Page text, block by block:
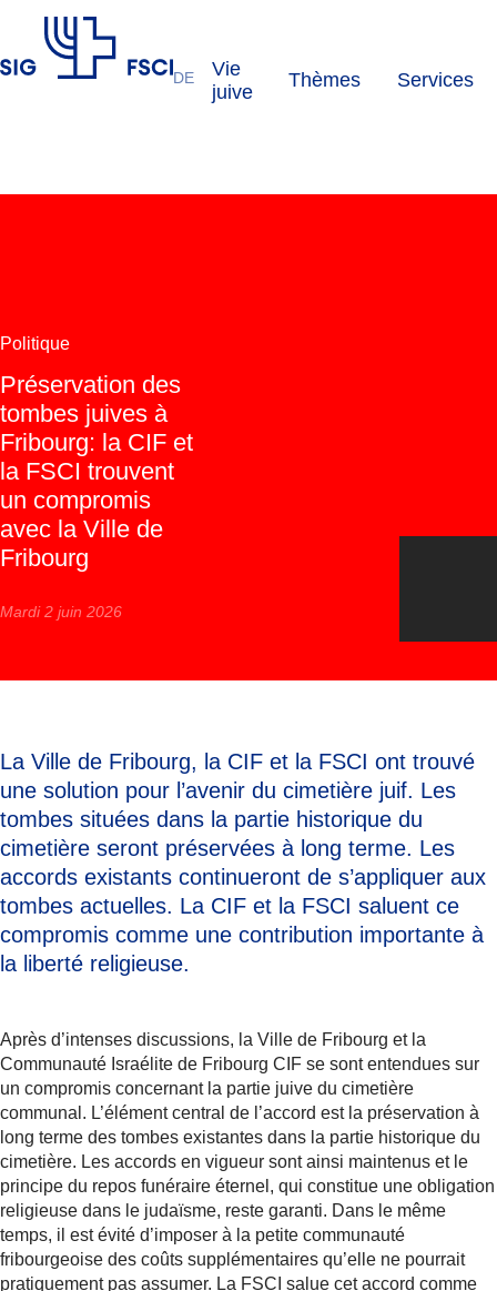
DE
Vie
juive
Thèmes Services
Politique
Préservation des
tombes juives à
Fribourg: la CIF et
la FSCI trouvent
un compromis
avec la Ville de
Fribourg
Mardi 2 juin 2026
La Ville de Fribourg, la CIF et la FSCI ont trouvé
une solution pour l’avenir du cimetière juif. Les
tombes situées dans la partie historique du
cimetière seront préservées à long terme. Les
accords existants continueront de s’appliquer aux
tombes actuelles. La CIF et la FSCI saluent ce
compromis comme une contribution importante à
la liberté religieuse.
Après d’intenses discussions, la Ville de Fribourg et la
Communauté Israélite de Fribourg CIF se sont entendues sur
un compromis concernant la partie juive du cimetière
communal. L’élément central de l’accord est la préservation à
long terme des tombes existantes dans la partie historique du
cimetière. Les accords en vigueur sont ainsi maintenus et le
principe du repos funéraire éternel, qui constitue une obligation
religieuse dans le judaïsme, reste garanti. Dans le même
temps, il est évité d’imposer à la petite communauté
fribourgeoise des coûts supplémentaires qu’elle ne pourrait
pratiquement pas assumer. La FSCI salue cet accord comme